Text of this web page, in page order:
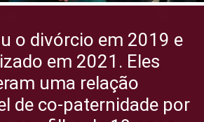
o divórcio em 2019 e
em 2021. Eles
uma relação
de co-paternidade por